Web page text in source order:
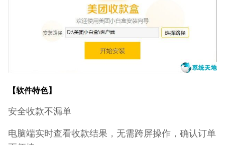
【软件特色】
安全收款不漏单
电脑端实时查看收款结果，无需跨屏操作，确认订单